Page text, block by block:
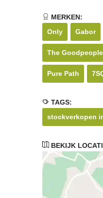
MERKEN:
Only
Gabor
The Goodpeople
Pure Path
TAGS:
stockverkopen
BEKIJK